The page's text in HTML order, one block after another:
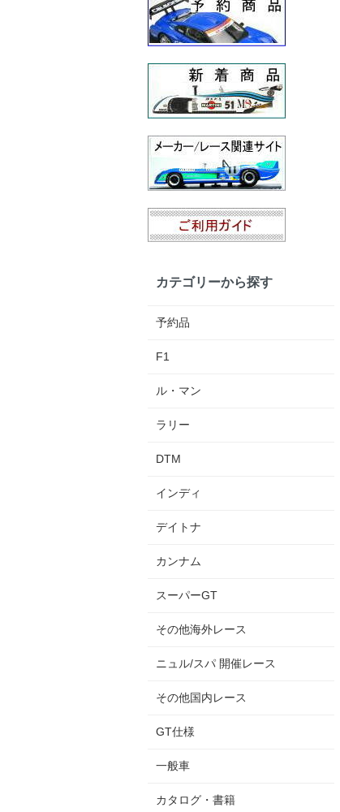
カテゴリーから探す
予約品
F1
ル・マン
ラリー
DTM
インディ
デイトナ
カンナム
スーパーGT
その他海外レース
ニュル/スパ 開催レース
その他国内レース
GT仕様
一般車
カタログ・書籍